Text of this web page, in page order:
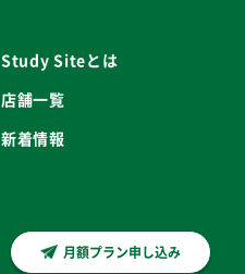
Study Siteとは
店舗一覧
新着情報
月額プラン申し込み